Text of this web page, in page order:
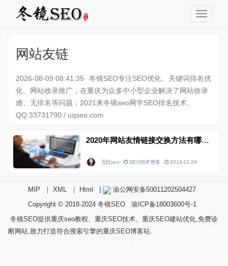
网站友链
2026-08-09 08:41:35
冬镜SEO专注SEO优化、关键词排名优
化、网站收录推广，在重庆为众多中小型企业解决了网站收录
难、无排名等问题；2021来冬镜seo网学SEO排名技术。
QQ:33731790 / uqseo.com
2020年网站友情链接交换方法有哪些？
无忧seo SEO技术博客 2019-12-29
MIP ｜ XML ｜ Html
渝公网安备50011202504427
Copyright © 2018-2024 冬镜SEO
渝ICP备18003600号-1
冬镜SEO提供重庆seo教程、重庆SEO技术、重庆SEO建站优化,免费诊
断网站,致力打造符合搜索引擎的重庆SEO博客站.